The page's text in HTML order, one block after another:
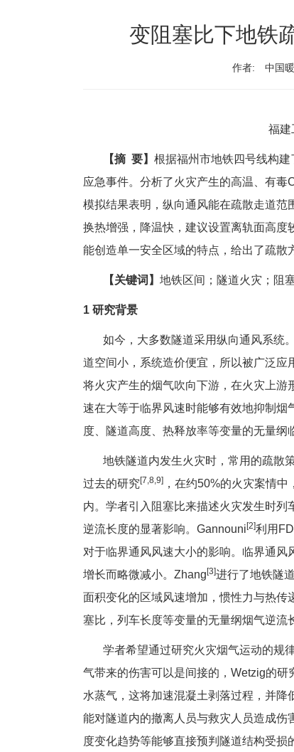
变阻塞比下地铁
作者: 中国
福
【摘 要】 根据福州市地铁四号线构
应急事件。分析了火灾产生的高温、有毒
模拟结果表明，纵向通风能在疏散走道
换热增强，降温快，建议设置离轨面高度
能创造单一安全区域的特点，给出了疏散
【关键词】 地铁区间；隧道火灾；阻
1 研究背景
如今，大多数隧道采用纵向通风系统
道空间小，系统造价便宜，所以被广泛应
将火灾产生的烟气吹向下游，在火灾上
速在大等于临界风速时能够有效地抑制
度、隧道高度、热释放率等变量的无量纲
地铁隧道内发生火灾时，常用的疏散
过去的研究 [7,8,9] ，在约50%的火灾案情
内。学者引入阻塞比来描述火灾发生时
逆流长度的显著影响。Gannouni [2]利用
对于临界通风风速大小的影响。临界通
增长而略微减小。Zhang [3]进行了地铁隧
面积变化的区域风速增加，惯性力与热传
塞比，列车长度等变量的无量纲烟气逆流
学者希望通过研究火灾烟气运动的规
气带来的伤害可以是间接的，Wetzig的研
水蒸气，这将加速混凝土剥落过程，并
能对隧道内的撤离人员与救灾人员造成伤
度变化趋势等能够直接预判隧道结构受损